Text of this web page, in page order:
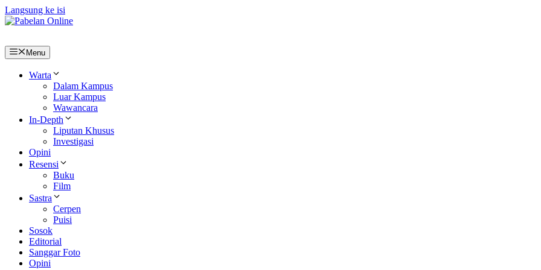
Langsung ke isi
Menu
Warta
Dalam Kampus
Luar Kampus
Wawancara
In-Depth
Liputan Khusus
Investigasi
Opini
Resensi
Buku
Film
Sastra
Cerpen
Puisi
Sosok
Editorial
Sanggar Foto
Opini